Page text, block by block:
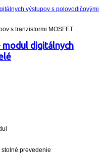
s tranzistormi MOSFET
modul digitálnych
prevedenie